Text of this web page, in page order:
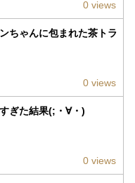
0 views
ちゃんに包まれた茶トラ
0 views
ぎた結果(;・∀・)
0 views